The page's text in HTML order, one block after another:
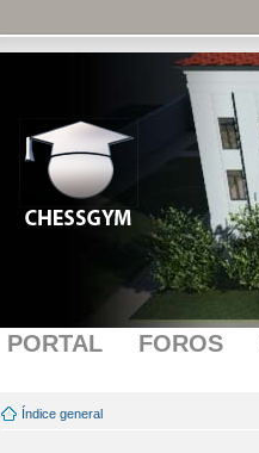
PORTAL FOROS
Índice general